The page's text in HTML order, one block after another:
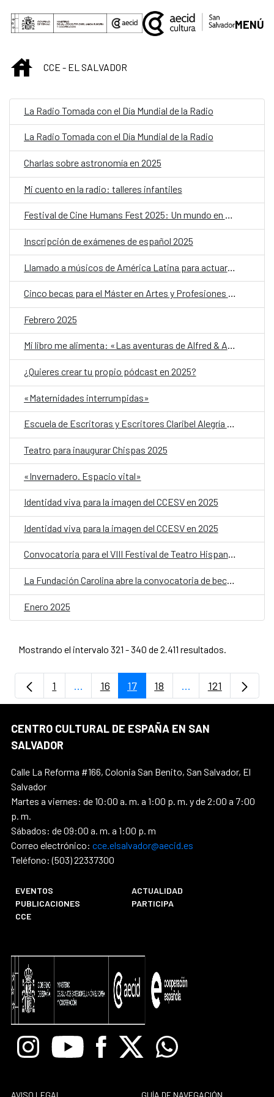
Saltar al contenido principal
MENÚ
INICIOCCE - EL SALVADOR
La Radio Tomada con el Día Mundial de la Radio
La Radio Tomada con el Día Mundial de la Radio
Charlas sobre astronomía en 2025
Mi cuento en la radio: talleres infantiles
Festival de Cine Humans Fest 2025: Un mundo en movimiento
Inscripción de exámenes de español 2025
Llamado a músicos de América Latina para actuar en BIME Bogotá
Cinco becas para el Máster en Artes y Profesiones Artísticas
Febrero 2025
Mi libro me alimenta: «Las aventuras de Alfred & Agatha»
¿Quieres crear tu propio pódcast en 2025?
«Maternidades interrumpidas»
Escuela de Escritoras y Escritores Claribel Alegría 2025
Teatro para inaugurar Chispas 2025
«Invernadero. Espacio vital»
Identidad viva para la imagen del CCESV en 2025
Identidad viva para la imagen del CCESV en 2025
Convocatoria para el VIII Festival de Teatro Hispanosalvadoreño
La Fundación Carolina abre la convocatoria de becas 2025-2026
Enero 2025
Mostrando el intervalo 321 - 340 de 2.411 resultados.
Página
1 ...Páginas intermedias Use TAB para
Página
16 Página
17 Página
18 ...PáginasPágina
121
CENTRO CULTURAL DE ESPAÑA EN SAN
SALVADOR
Calle La Reforma #166, Colonia San Benito, San Salvador, El
Salvador
Martes a viernes: de 10:00 a. m. a 1:00 p. m. y de 2:00 a 7:00
p. m.
Sábados: de 09:00 a. m. a 1:00 p. m
Correo electrónico: cce.elsalvador@aecid.es
Teléfono: (503) 22337300
EVENTOS
ACTUALIDAD
PUBLICACIONES
PARTICIPA
CCE
InstagramYoutube Facebook
X Whatsapp